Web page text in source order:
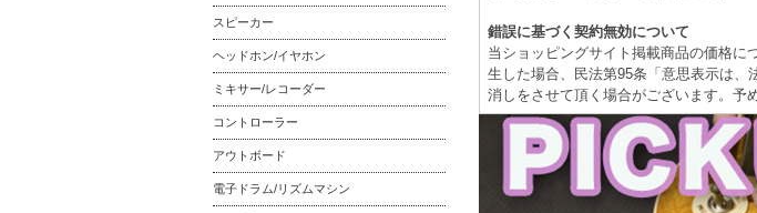
錯誤に基づく契約無効について
当ショッピングサイト掲載商品の価格に
生した場合、民法第95条「意思表示は、
消しをさせて頂く場合がございます。予
スピーカー
ヘッドホン/イヤホン
ミキサー/レコーダー
コントローラー
アウトボード
電子ドラム/リズムマシン